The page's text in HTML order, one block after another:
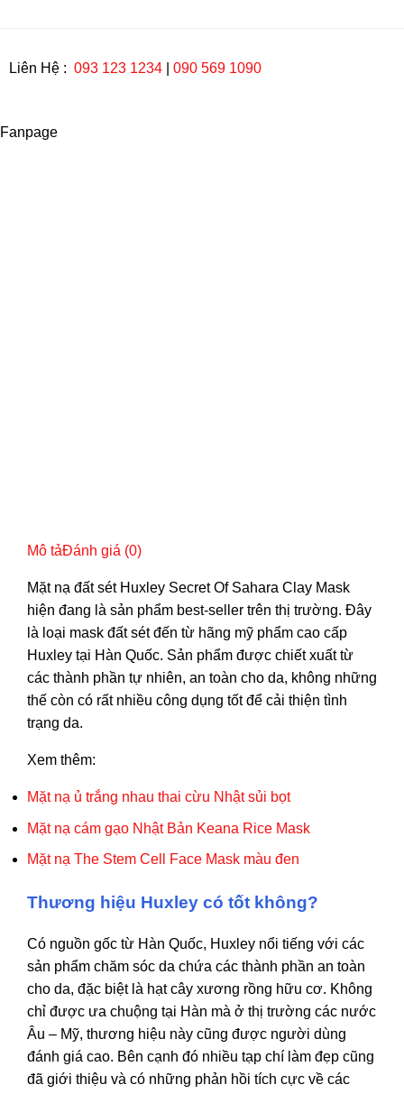
Liên Hệ : 093 123 1234 090 569 1090
Fanpage
Mô tảĐánh giá (0)
Mặt nạ đất sét Huxley Secret Of Sahara Clay Mask
hiện đang là sản phẩm best-seller trên thị trường. Đây
là loại mask đất sét đến từ hãng mỹ phẩm cao cấp
Huxley tại Hàn Quốc. Sản phẩm được chiết xuất từ
các thành phần tự nhiên, an toàn cho da, không những
thế còn có rất nhiều công dụng tốt để cải thiện tình
trạng da.
Xem thêm:
Mặt nạ ủ trắng nhau thai cừu Nhật sủi bọt
Mặt nạ cám gạo Nhật Bản Keana Rice Mask
Mặt nạ The Stem Cell Face Mask màu đen
Thương hiệu Huxley có tốt không?
Có nguồn gốc từ Hàn Quốc, Huxley nổi tiếng với các
sản phẩm chăm sóc da chứa các thành phần an toàn
cho da, đặc biệt là hạt cây xương rồng hữu cơ. Không
chỉ được ưa chuộng tại Hàn mà ở thị trường các nước
Âu – Mỹ, thương hiệu này cũng được người dùng
đánh giá cao. Bên cạnh đó nhiều tạp chí làm đẹp cũng
đã giới thiệu và có những phản hồi tích cực về các